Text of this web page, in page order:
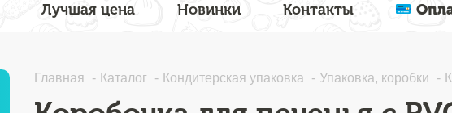
Лучшая цена Новинки Контакты
Главная Каталог Кондитерская упаковка Упаковка, коробки